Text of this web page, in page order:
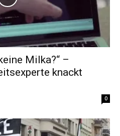
Milka?“ –
knackt
0